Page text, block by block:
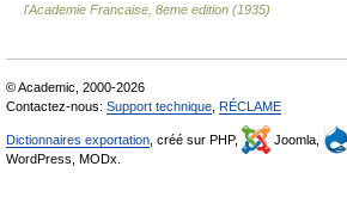
l'Academie Francaise, 8eme edition (1935)
© Academic, 2000-2026
Contactez-nous: Support technique RÉCLAME
Dictionnaires exportation , créé sur PHP, Joomla,
WordPress, MODx.